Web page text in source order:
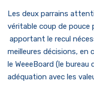
Les deux parrains
véritable coup de pouce
apportant le recul
meilleures décisions, en
le WeeeBoard (le
adéquation avec les